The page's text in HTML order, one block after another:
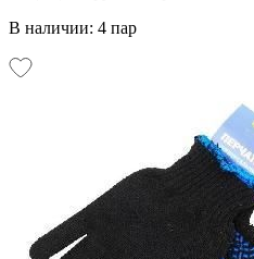
В наличии: 4 пар